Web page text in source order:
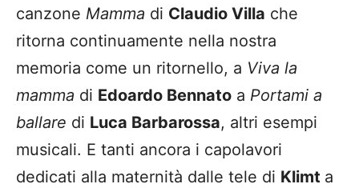
canzone Mamma di Claudio Villa che
ritorna continuamente nella nostra
memoria come un ritornello, a Viva la
mamma di Edoardo Bennato a Portami a
ballare di Luca Barbarossa, altri esempi
musicali. E tanti ancora i capolavori
dedicati alla maternità dalle tele di Klimt a